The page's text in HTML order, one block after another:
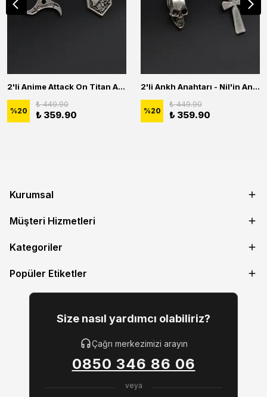
2'li Anime Attack On Titan Acrylic Maria Anime Naruto Erkek Kadın Kolye Seti
%20
₺ 449.90
₺ 359.90
2'li Ankh Anahtarı - Nil'in Anahtarı - Kuru Kafa Erkek Kadın Kolye Seti
%20
₺ 449.90
₺ 359.90
Kurumsal
Müşteri Hizmetleri
Kategoriler
Popüler Etiketler
Size nasıl yardımcı olabiliriz?
Çağrı merkezimizi arayın
0850 346 86 06